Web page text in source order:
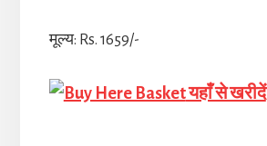
मूल्य: Rs. 1659/-
यहाँ से खरीदें